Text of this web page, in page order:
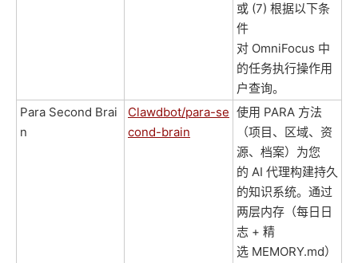
或 (7) 根据以下条
件
对 OmniFocus 中
的任务执行操作用
户查询。
Para Second Brai
n
Clawdbot/para-se
cond-brain
使用 PARA 方法
（项目、区域、资
源、档案）为您
的 AI 代理构建持久
的知识系统。通过
两层内存（每日日
志 + 精
选 MEMORY.md）